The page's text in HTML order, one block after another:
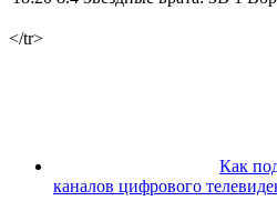
</tr>
Как
каналов цифрового